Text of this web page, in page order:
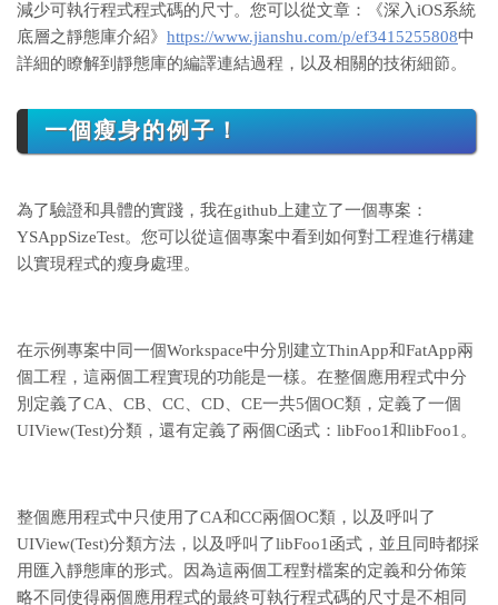
減少可執行程式程式碼的尺寸。您可以從文章：《深入iOS系統
底層之靜態庫介紹》 https://www.jianshu.com/p/ef3415255808中
詳細的瞭解到靜態庫的編譯連結過程，以及相關的技術細節。
一個瘦身的例子！
為了驗證和具體的實踐，我在github上建立了一個專案：
YSAppSizeTest。您可以從這個專案中看到如何對工程進行構建
以實現程式的瘦身處理。
在示例專案中同一個Workspace中分別建立ThinApp和FatApp兩
個工程，這兩個工程實現的功能是一樣。在整個應用程式中分
別定義了CA、CB、CC、CD、CE一共5個OC類，定義了一個
UIView(Test)分類，還有定義了兩個C函式：libFoo1和libFoo1。
整個應用程式中只使用了CA和CC兩個OC類，以及呼叫了
UIView(Test)分類方法，以及呼叫了libFoo1函式，並且同時都採
用匯入靜態庫的形式。因為這兩個工程對檔案的定義和分佈策
略不同使得兩個應用程式的最終可執行程式碼的尺寸是不相同